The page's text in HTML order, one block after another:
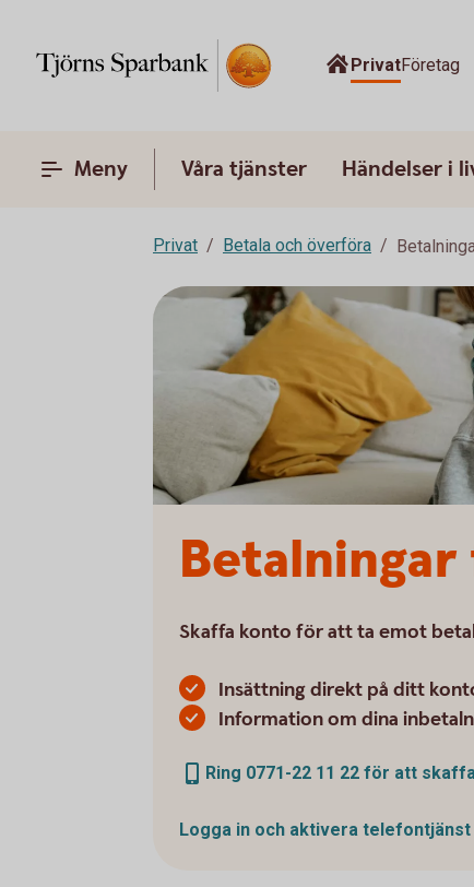
PrivatFöretag
Meny Våra tjänster Händelser i
Privat Betala och överföra
Skaffa konto för att ta emot
Insättning direkt på ditt
Information om dina
Ring 0771-22 11 22 för att
Logga in och aktivera telefontjänst